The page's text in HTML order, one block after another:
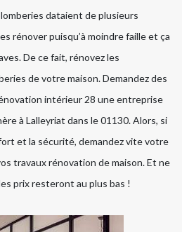
dataient de plusieurs
rénover puisqu’à moindre faille et ça
De ce fait, rénovez les
de votre maison. Demandez des
intérieur 28 une entreprise
à Lalleyriat dans le 01130. Alors, si
et la sécurité, demandez vite votre
travaux rénovation de maison. Et ne
prix resteront au plus bas !